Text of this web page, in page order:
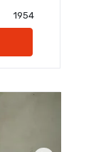
1954